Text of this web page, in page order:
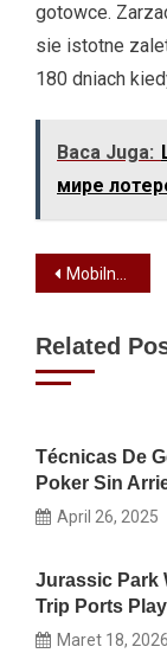
gotowce.
sie istotne
180 dniach
Baca Juga:
мире
Mobilna strona internetowa kasyna online Bison dziala plynnie na kazdej przegladarce
Related
Técnicas De
Poker Sin
April 26, 2025
Jurassic Park
Trip Ports
Maret 18, 2026